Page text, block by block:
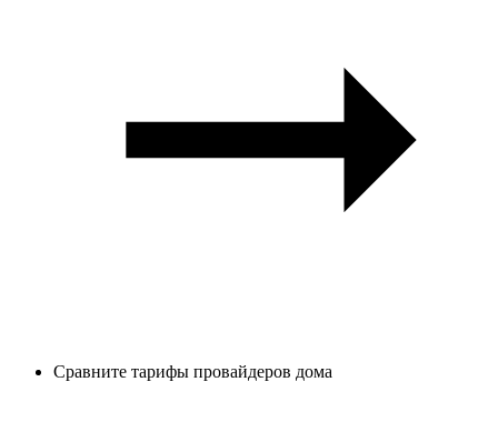
Сравните тарифы провайдеров дома